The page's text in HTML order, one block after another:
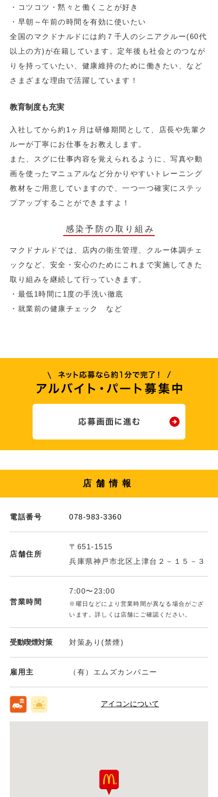
・コツコツ・黙々と働くことが好き
・早朝～午前の時間を有効に使いたい
全国のマクドナルドには約７千人のシニアクルー(60代
以上の方)が在籍しています。定年後も社会とのつなが
りを持っていたい、健康維持のために働きたい、など
さまざまな理由で活躍しています！
教育制度も充実
入社してから約1ヶ月は研修期間として、店長や先輩ク
ルーが丁寧にお仕事をお教えします。
また、スグに仕事内容を覚えられるように、写真や動
画を使ったマニュアルなど分かりやすいトレーニング
教材をご用意していますので、一つ一つ確実にステッ
プアップすることができますよ！
感染予防の取り組み
マクドナルドでは、店内の衛生管理、クルー体調チェ
ックなど、安全・安心のためにこれまで実施してきた
取り組みを継続して行っていきます。
・最低1時間に1度の手洗い徹底
・就業前の健康チェック など
店舗情報
電話番号 078-983-3360
店舗住所
〒651-1515
兵庫県神戸市北区上津台２－１５－３
営業時間
7:00〜23:00
※曜日などにより営業時間が異なる場合がござ
います。詳しくは店舗にご確認ください。
受動喫煙対策 対策あり(禁煙)
雇用主 （有）エムズカンパニー
アイコンについて